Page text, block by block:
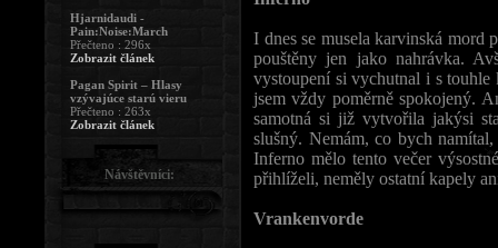
I dnes se musela karvinská mord
pouštěny jen jako nahrávka.
vystoupení si vychutnal i s
jsem vždy poměrně spokojený.
samotná si již vytvořila jakýsi
slušný. Nemám, co bych
Inferno mělo tento večer
přihlíželi, neměly ostatní kapely
Vrankenvorde
Hjarnidaudi -
Pain:Noise:March
Přečteno : 296x
Zobrazit článek
Pagan Spirit – Hlasy
vzývajúce starú vieru
Přečteno : 263x
Zobrazit článek
Návštěvníci: